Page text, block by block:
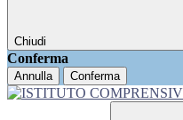
Chiudi
Conferma
Annulla Conferma